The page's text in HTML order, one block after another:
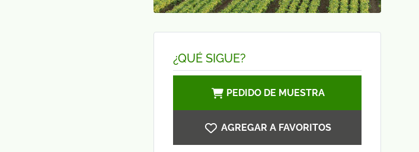
¿QUÉ SIGUE?
PEDIDO DE MUESTRA
AGREGAR A FAVORITOS